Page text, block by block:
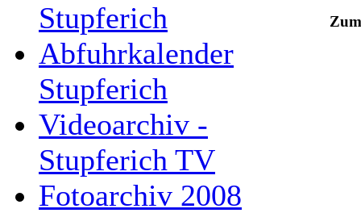
Stupferich
Abfuhrkalender
Stupferich
Videoarchiv -
Stupferich TV
Fotoarchiv 2008